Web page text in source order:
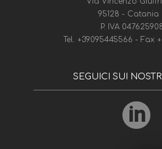
95128 - Catania
P. IVA
Tel. +39095445566 - Fax
SEGUICI SUI